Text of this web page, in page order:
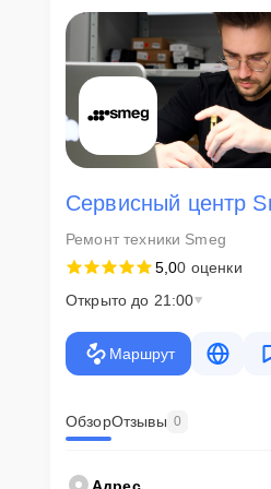
Для всех клиентов действуют
цены. Конечная стоимость работ
коем случае не может измениться в
навязывает клиентам
предусматривает скрытые платежи.
стоимость ремонта можно с
Скорость
ремонта
Наша компания ценит время
оперативного решения любых
клиент сможет забрать свой гаджет
Внимание! Устройство отправляется
согласования вариантов запчастей
изменена в процессе или после
Сервисный центр
Ремонт техники Smeg
5,00 оценки
Открыто до 21:00
Маршрут
ОбзорОтзывы 0
Адрес